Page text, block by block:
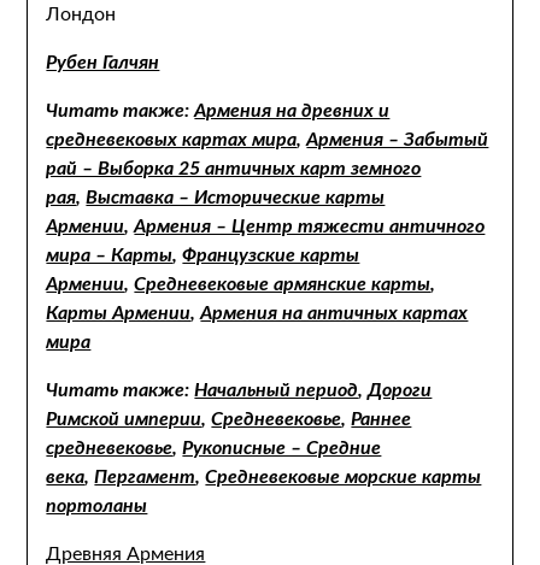
Лондон
Рубен Галчян
Читать также:Армения на древниx и
средневековыx картаx мира,Армения – Забытый
рай – Выборка 25 античных карт земного
рая,Выставка – Исторические карты
Армении,Армения – Центр тяжести античного
мира – Карты,Французские карты
Армении,Средневековые армянские карты,
Карты Армении,Армения на античных картах
мира
Читать также:Начальный период,Дороги
Римской империи,Средневековье,Раннее
средневековье,Рукописные – Средние
века,Пергамент,Средневековые морские карты
портоланы
Древняя Армения